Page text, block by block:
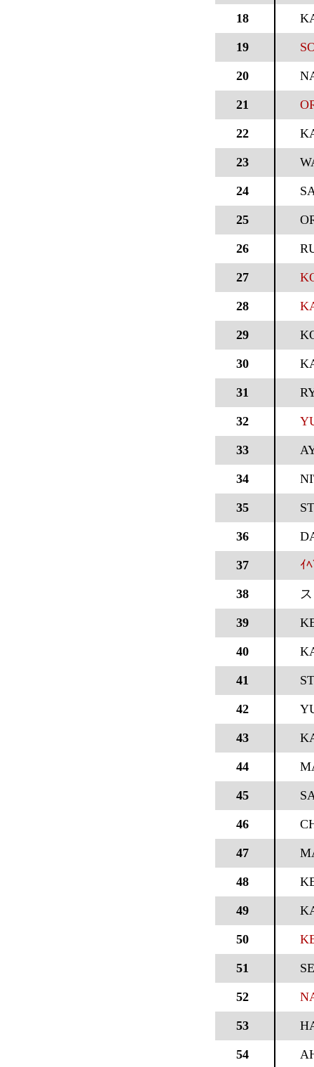
18
19
20
21
22
23
24
25
26
27
28
29
30
31
32
33
34
35
36
37 ｲ
38
39
40
41
42
43
44
45
46
47
48
49
50
51
52
53
54